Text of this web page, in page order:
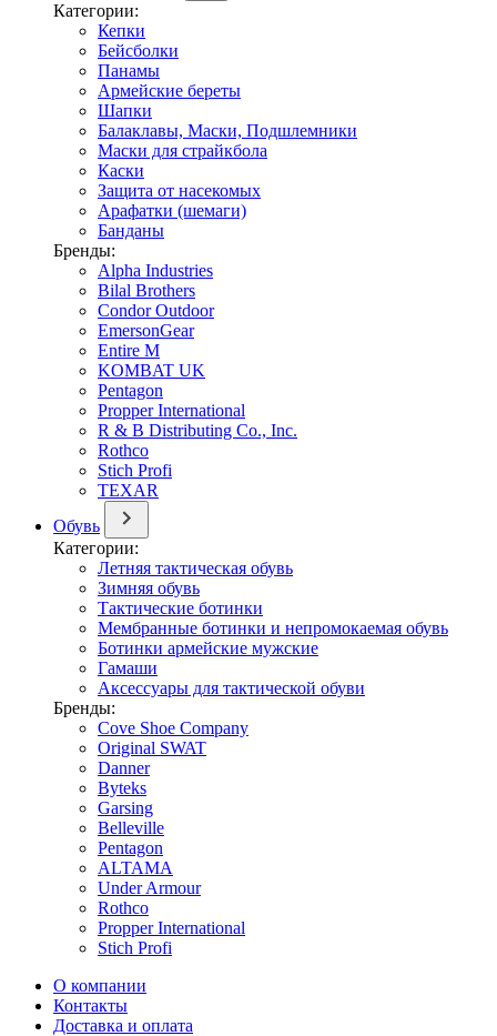
Категории:
Кепки
Бейсболки
Панамы
Армейские береты
Шапки
Балаклавы, Маски, Подшлемники
Маски для страйкбола
Каски
Защита от насекомых
Арафатки (шемаги)
Банданы
Бренды:
Alpha Industries
Bilal Brothers
Condor Outdoor
EmersonGear
Entire M
KOMBAT UK
Pentagon
Propper International
R & B Distributing Co., Inc.
Rothco
Stich Profi
TEXAR
Обувь
Категории:
Летняя тактическая обувь
Зимняя обувь
Тактические ботинки
Мембранные ботинки и непромокаемая обувь
Ботинки армейские мужские
Гамаши
Аксессуары для тактической обуви
Бренды:
Cove Shoe Company
Original SWAT
Danner
Byteks
Garsing
Belleville
Pentagon
ALTAMA
Under Armour
Rothco
Propper International
Stich Profi
О компании
Контакты
Доставка и оплата